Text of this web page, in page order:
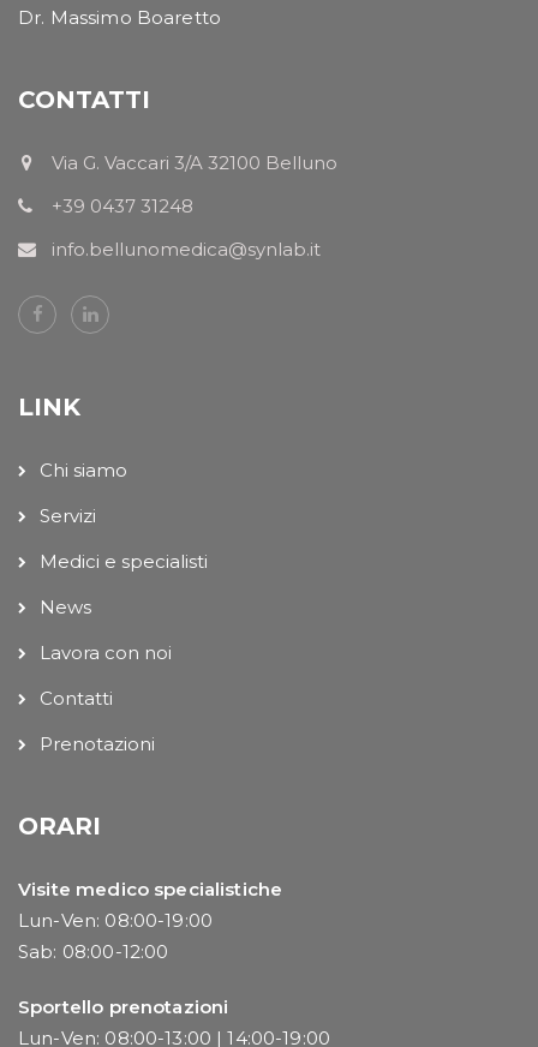
Dr. Massimo Boaretto
CONTATTI
Via G. Vaccari 3/A 32100 Belluno
+39 0437 31248
info.bellunomedica@synlab.it
LINK
Chi siamo
Servizi
Medici e specialisti
News
Lavora con noi
Contatti
Prenotazioni
ORARI
Visite medico specialistiche
Lun-Ven: 08:00-19:00
Sab: 08:00-12:00
Sportello prenotazioni
Lun-Ven: 08:00-13:00 | 14:00-19:00